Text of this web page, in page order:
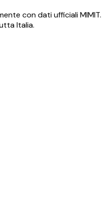
con dati ufficiali MIMIT.
Italia.